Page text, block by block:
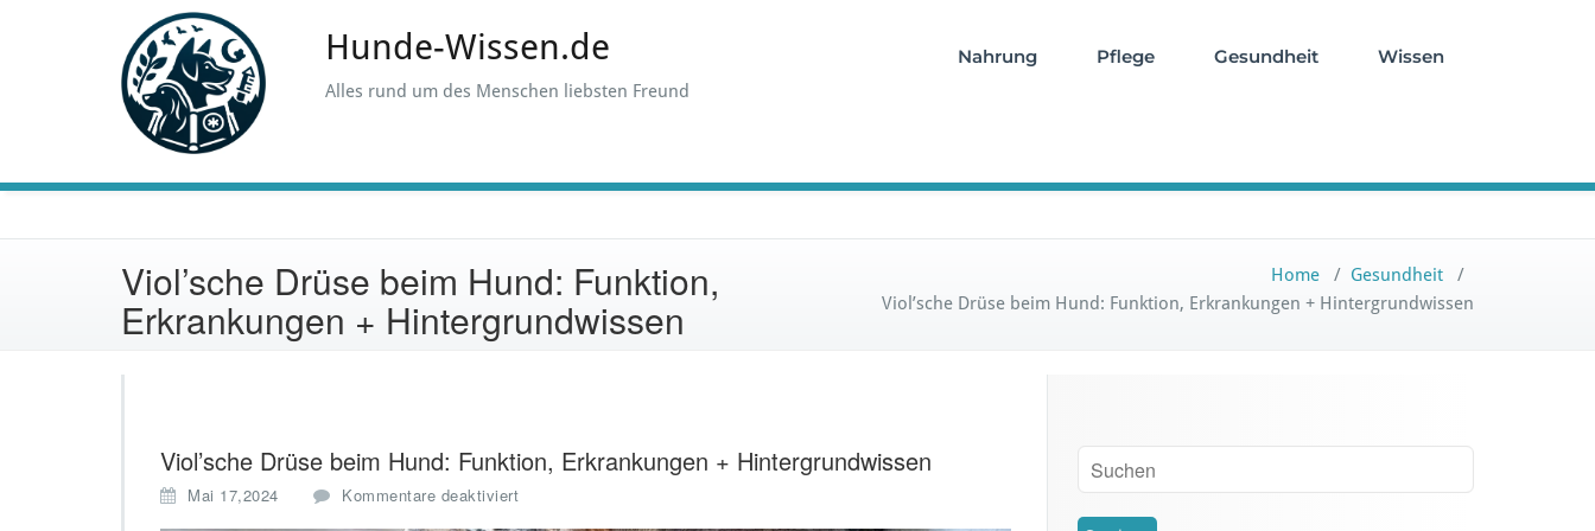
Hunde-Wissen.de
Alles rund um des Menschen liebsten Freund
Nahrung Pflege Gesundheit Wissen
Viol’sche Drüse beim Hund: Funktion,
Erkrankungen + Hintergrundwissen
Home / Gesundheit /
Viol’sche Drüse beim Hund: Funktion, Erkrankungen + Hintergrundwissen
Viol’sche Drüse beim Hund: Funktion, Erkrankungen + Hintergrundwissen
Mai 17,2024 Kommentare deaktiviert